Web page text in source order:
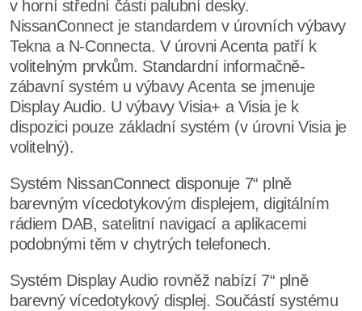
v horní střední části palubní desky.
NissanConnect je standardem v úrovních výbavy
Tekna a N-Connecta. V úrovni Acenta patří k
volitelným prvkům. Standardní informačně-
zábavní systém u výbavy Acenta se jmenuje
Display Audio. U výbavy Visia+ a Visia je k
dispozici pouze základní systém (v úrovni Visia je
volitelný).
Systém NissanConnect disponuje 7“ plně
barevným vícedotykovým displejem, digitálním
rádiem DAB, satelitní navigací a aplikacemi
podobnými těm v chytrých telefonech.
Systém Display Audio rovněž nabízí 7“ plně
barevný vícedotykový displej. Součástí systému